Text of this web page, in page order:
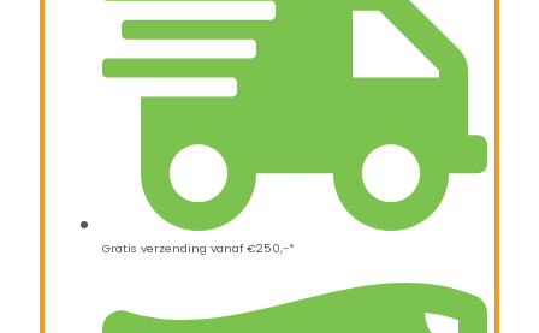
Gratis verzending vanaf €250,-*